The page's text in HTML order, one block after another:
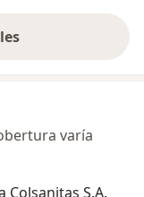
varía
Colsanitas S.A.